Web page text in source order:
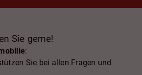
Sie gerne!
:
Sie bei allen Fragen und